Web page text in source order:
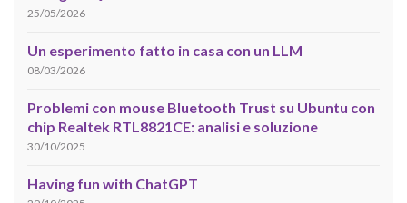
25/05/2026
Un esperimento fatto in casa con un LLM
08/03/2026
Problemi con mouse Bluetooth Trust su Ubuntu con
chip Realtek RTL8821CE: analisi e soluzione
30/10/2025
Having fun with ChatGPT